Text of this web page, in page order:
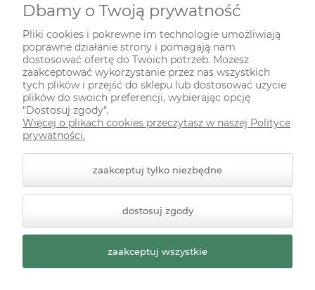
INFORMACJE
ODWIEDŹ NAS NA
Styl graficzny ShopGadget.pl
Sklep internetowy Shoper
Premium
Dbamy o Twoją prywatność
Pliki cookies i pokrewne im technologie umożliwiają
poprawne działanie strony i pomagają nam
dostosować ofertę do Twoich potrzeb. Możesz
zaakceptować wykorzystanie przez nas wszystkich
tych plików i przejść do sklepu lub dostosować użycie
plików do swoich preferencji, wybierając opcję
"Dostosuj zgody".
Więcej o plikach cookies przeczytasz w naszej Polityce
prywatności.
zaakceptuj tylko niezbędne
dostosuj zgody
zaakceptuj wszystkie